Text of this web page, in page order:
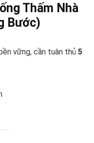
Thấm Nhà
Bước)
vững, cần tuân thủ 5